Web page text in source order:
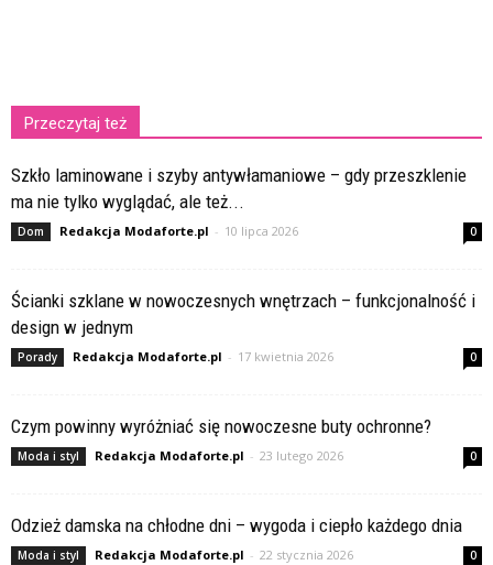
Przeczytaj też
Szkło laminowane i szyby antywłamaniowe – gdy przeszklenie
ma nie tylko wyglądać, ale też...
Dom Redakcja Modaforte.pl - 10 lipca 2026 0
Ścianki szklane w nowoczesnych wnętrzach – funkcjonalność i
design w jednym
Porady Redakcja Modaforte.pl - 17 kwietnia 2026 0
Czym powinny wyróżniać się nowoczesne buty ochronne?
Moda i styl Redakcja Modaforte.pl - 23 lutego 2026 0
Odzież damska na chłodne dni – wygoda i ciepło każdego dnia
Moda i styl Redakcja Modaforte.pl - 22 stycznia 2026 0